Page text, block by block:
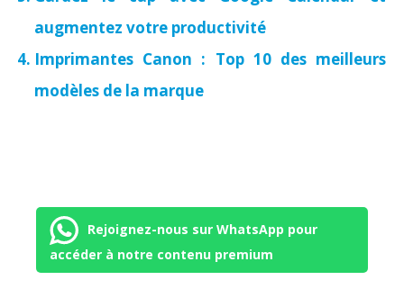
augmentez votre productivité
Imprimantes Canon : Top 10 des meilleurs
modèles de la marque
Rejoignez-nous sur WhatsApp pour
accéder à notre contenu premium